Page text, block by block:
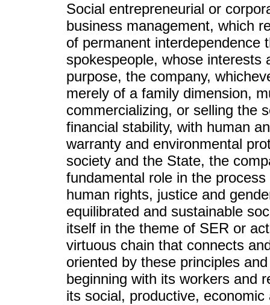
Social entrepreneurial or
business management, which
of permanent interdependence
spokespeople, whose
purpose, the company,
merely of a family dimension,
commercializing, or selling the
financial stability, with human
warranty and environmental
society and the State, the
fundamental role in the
human rights, justice and
equilibrated and sustainable
itself in the theme of SER or
virtuous chain that connects
oriented by these principles
beginning with its workers and
its social, productive,